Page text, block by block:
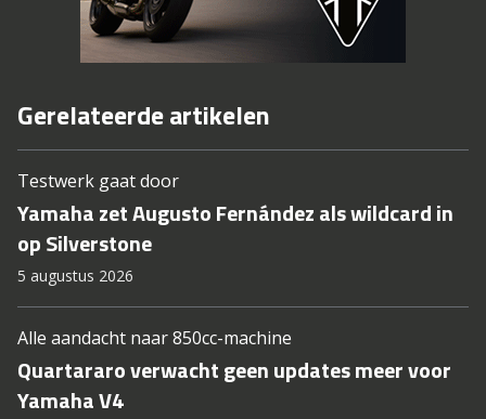
Gerelateerde artikelen
Testwerk gaat door
Yamaha zet Augusto Fernández als wildcard in
op Silverstone
5 augustus 2026
Alle aandacht naar 850cc-machine
Quartararo verwacht geen updates meer voor
Yamaha V4